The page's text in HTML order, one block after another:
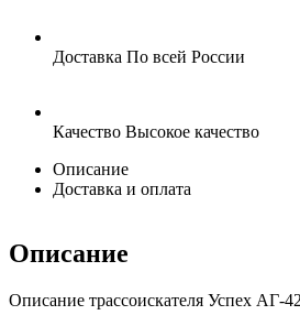
Доставка По всей России
Качество Высокое качество
Описание
Доставка и оплата
Описание
Описание трассоискателя Успех АГ-